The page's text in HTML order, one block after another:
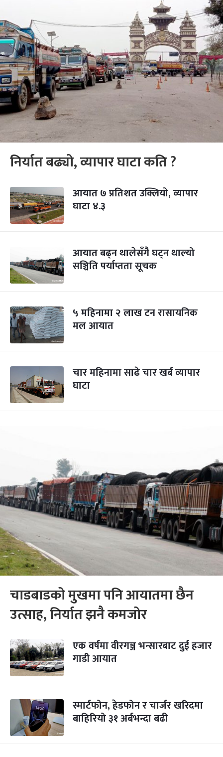
निर्यात बढ्यो, व्यापार घाटा कति ?
आयात ७ प्रतिशत उक्लियो, व्यापार
घाटा ४.३
आयात बढ्न थालेसँगै घट्न थाल्यो
सञ्चिति पर्याप्तता सूचक
५ महिनामा २ लाख टन रासायनिक
मल आयात
चार महिनामा साढे चार खर्ब व्यापार
घाटा
चाडबाडको मुखमा पनि आयातमा छैन
उत्साह, निर्यात झनै कमजोर
एक वर्षमा वीरगञ्ज भन्सारबाट दुई हजार
गाडी आयात
स्मार्टफोन, हेडफोन र चार्जर खरिदमा
बाहिरियो ३१ अर्बभन्दा बढी